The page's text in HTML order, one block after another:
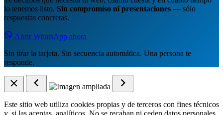
lo tenemos listo. Sin compromiso ni presentaciones — sólo
respuestas concretas.
Abrir WhatsApp ahora
Sin tirar la tarjeta. Sin secuencia automática. Una persona te
responde.
Este sitio web utiliza cookies propias y de terceros con fines técnicos